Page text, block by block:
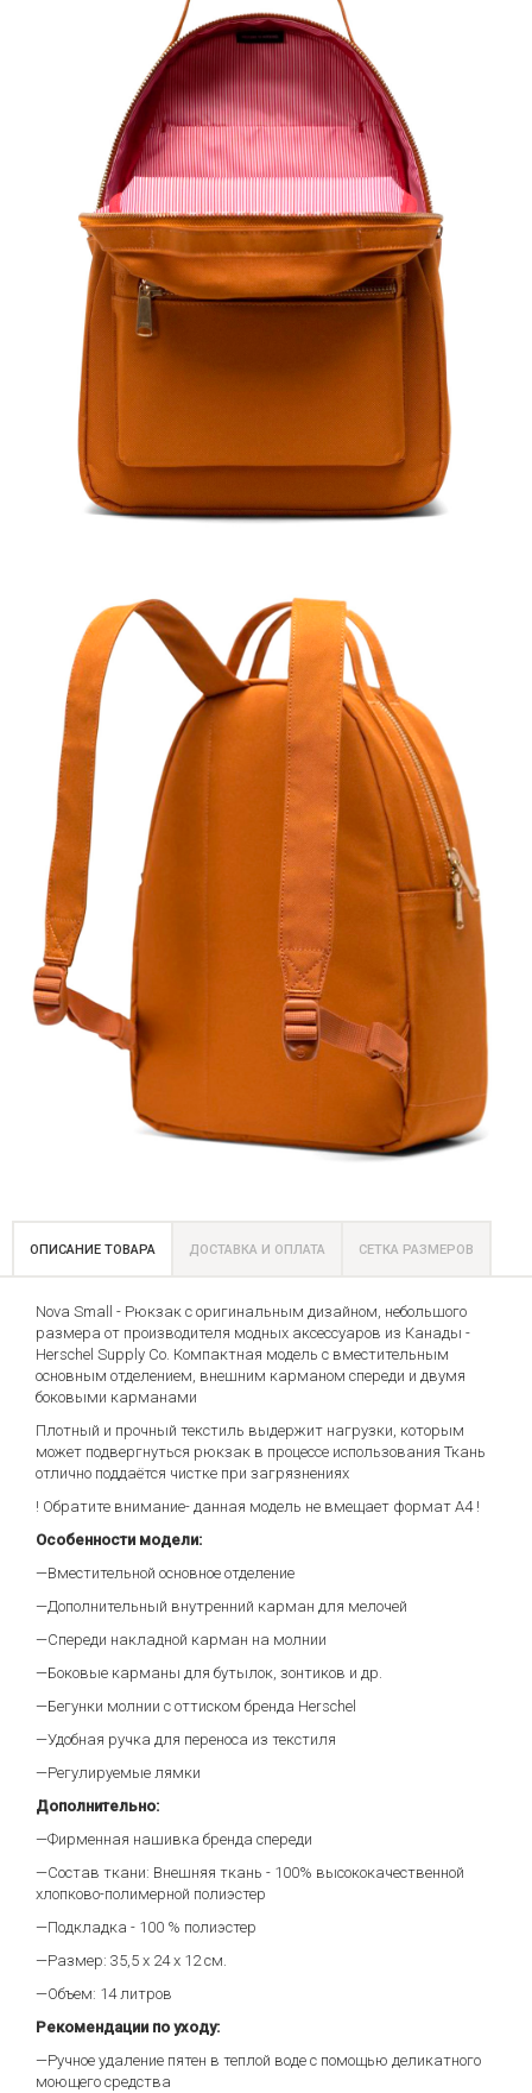
ОПИСАНИЕ ТОВАРА ДОСТАВКА И ОПЛАТА СЕТКА РАЗМЕРОВ
Nova Small - Рюкзак с оригинальным дизайном, небольшого
размера от производителя модных аксессуаров из Канады -
Herschel Supply Co. Компактная модель с вместительным
основным отделением, внешним карманом спереди и двумя
боковыми карманами
Плотный и прочный текстиль выдержит нагрузки, которым
может подвергнуться рюкзак в процессе использования Ткань
отлично поддаётся чистке при загрязнениях
! Обратите внимание- данная модель не вмещает формат А4 !
Особенности модели:
—Вместительной основное отделение
—Дополнительный внутренний карман для мелочей
—Спереди накладной карман на молнии
—Боковые карманы для бутылок, зонтиков и др.
—Бегунки молнии с оттиском бренда Herschel
—Удобная ручка для переноса из текстиля
—Регулируемые лямки
Дополнительно:
—Фирменная нашивка бренда спереди
—Состав ткани: Внешняя ткань - 100% высококачественной
хлопково-полимерной полиэстер
—Подкладка - 100 % полиэстер
—Размер: 35,5 х 24 х 12 см.
—Объем: 14 литров
Рекомендации по уходу:
—Ручное удаление пятен в теплой воде с помощью деликатного
моющего средства